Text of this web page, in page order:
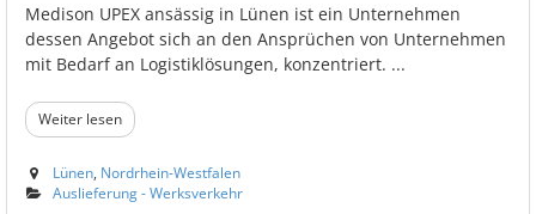
Medison UPEX ansässig in Lünen ist ein Unternehmen
dessen Angebot sich an den Ansprüchen von Unternehmen
mit Bedarf an Logistiklösungen, konzentriert. ...
Weiter lesen
Lünen Nordrhein-Westfalen
Auslieferung - Werksverkehr